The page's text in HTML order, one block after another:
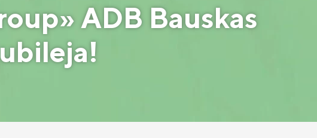
ADB Bauskas